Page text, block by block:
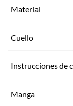
Material
Cuello
Instrucciones de
Manga